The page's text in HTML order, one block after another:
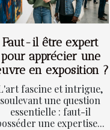
Faut-il être expert
pour apprécier une
en exposition ?
fascine et intrigue,
soulevant une question
essentielle : faut-il
une expertise...